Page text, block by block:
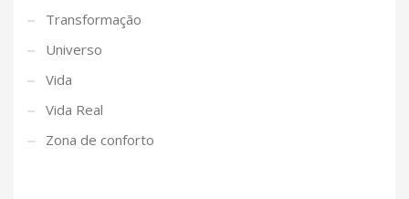
Transformação
Universo
Vida
Vida Real
Zona de conforto